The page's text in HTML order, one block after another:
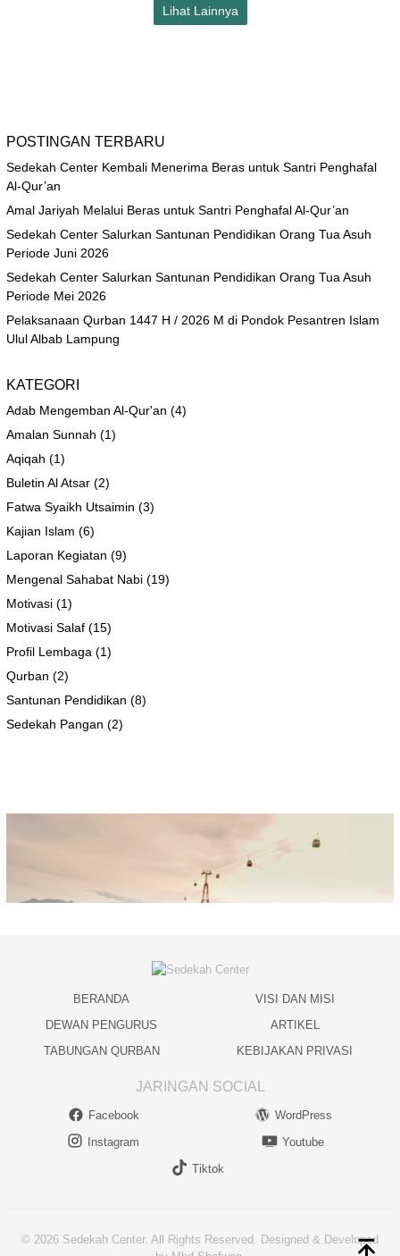
Lihat Lainnya
POSTINGAN TERBARU
Sedekah Center Kembali Menerima Beras untuk Santri Penghafal
Al-Qur’an
Amal Jariyah Melalui Beras untuk Santri Penghafal Al-Qur’an
Sedekah Center Salurkan Santunan Pendidikan Orang Tua Asuh
Periode Juni 2026
Sedekah Center Salurkan Santunan Pendidikan Orang Tua Asuh
Periode Mei 2026
Pelaksanaan Qurban 1447 H / 2026 M di Pondok Pesantren Islam
Ulul Albab Lampung
KATEGORI
Adab Mengemban Al-Qur'an (4)
Amalan Sunnah (1)
Aqiqah (1)
Buletin Al Atsar (2)
Fatwa Syaikh Utsaimin (3)
Kajian Islam (6)
Laporan Kegiatan (9)
Mengenal Sahabat Nabi (19)
Motivasi (1)
Motivasi Salaf (15)
Profil Lembaga (1)
Qurban (2)
Santunan Pendidikan (8)
Sedekah Pangan (2)
BERANDA
VISI DAN MISI
DEWAN PENGURUS
ARTIKEL
TABUNGAN QURBAN
KEBIJAKAN PRIVASI
JARINGAN SOCIAL
Facebook
WordPress
Instagram
Youtube
Tiktok
© 2026 Sedekah Center. All Rights Reserved. Designed & Developed